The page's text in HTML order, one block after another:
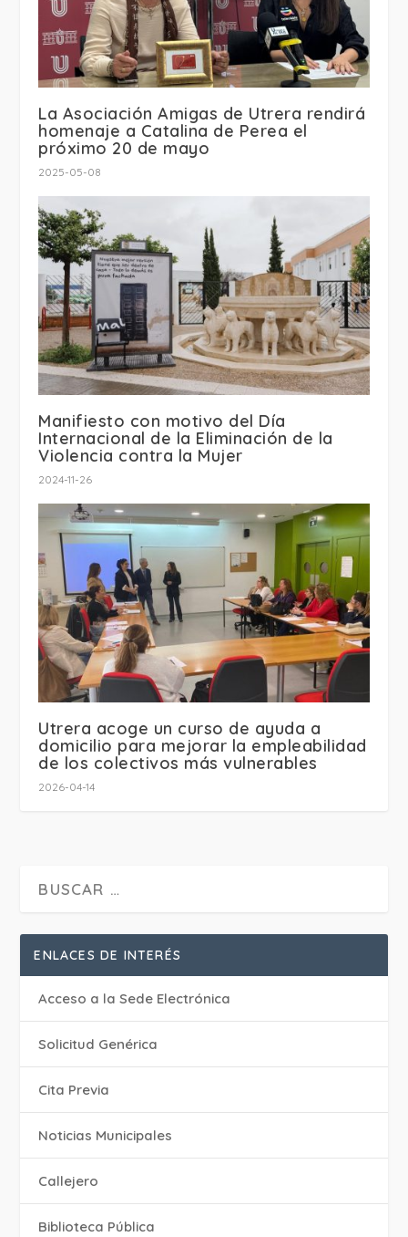
La Asociación Amigas de Utrera rendirá
homenaje a Catalina de Perea el
próximo 20 de mayo
2025-05-08
Manifiesto con motivo del Día
Internacional de la Eliminación de la
Violencia contra la Mujer
2024-11-26
Utrera acoge un curso de ayuda a
domicilio para mejorar la empleabilidad
de los colectivos más vulnerables
2026-04-14
ENLACES DE INTERÉS
Acceso a la Sede Electrónica
Solicitud Genérica
Cita Previa
‎Noticias Municipales
Callejero
Biblioteca Pública